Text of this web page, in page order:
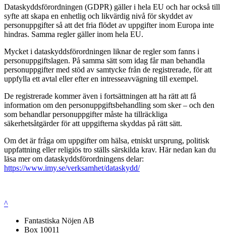
Dataskyddsförordningen (GDPR) gäller i hela EU och har också till
syfte att skapa en enhetlig och likvärdig nivå för skyddet av
personuppgifter så att det fria flödet av uppgifter inom Europa inte
hindras. Samma regler gäller inom hela EU.
Mycket i dataskyddsförordningen liknar de regler som fanns i
personuppgiftslagen. På samma sätt som idag får man behandla
personuppgifter med stöd av samtycke från de registrerade, för att
uppfylla ett avtal eller efter en intresseavvägning till exempel.
De registrerade kommer även i fortsättningen att ha rätt att få
information om den personuppgiftsbehandling som sker – och den
som behandlar personuppgifter måste ha tillräckliga
säkerhetsåtgärder för att uppgifterna skyddas på rätt sätt.
Om det är fråga om uppgifter om hälsa, etniskt ursprung, politisk
uppfattning eller religiös tro ställs särskilda krav. Här nedan kan du
läsa mer om dataskyddsförordningens delar:
https://www.imy.se/verksamhet/dataskydd/
^
Fantastiska Nöjen AB
Box 10011